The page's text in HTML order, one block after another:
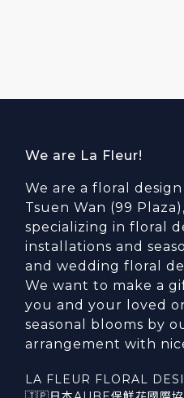
We are La Fleur!
We are a floral
Tsuen Wan (99
specializing in floral
installations and
and wedding floral
We want to make a
you and your loved
seasonal blooms by
arrangement with
LA FLEUR FLORAL